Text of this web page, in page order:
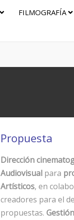
FILMOGRAFÍA
Propuesta
Dirección
Audiovisual para
Artísticos, en
creadores para el
propuestas.